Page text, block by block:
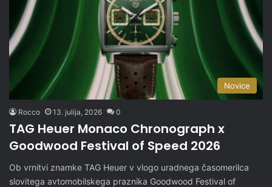
Novice
Rocco 13. julija, 2026 0
TAG Heuer Monaco Chronograph x
Goodwood Festival of Speed 2026
Ob vrnitvi znamke TAG Heuer v vlogo uradnega časomerilca
slovitega avtomobilskega praznika Goodwood Festival of